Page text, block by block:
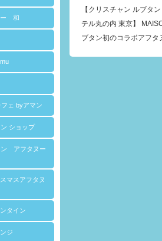
ー 和
ェ byアマン
ショップ
ン アフタヌー
マスアフタヌ
タイン
ジ
【クリスチャン ルブタ
テル丸の内 東京】
ブタン初のコラボアフ